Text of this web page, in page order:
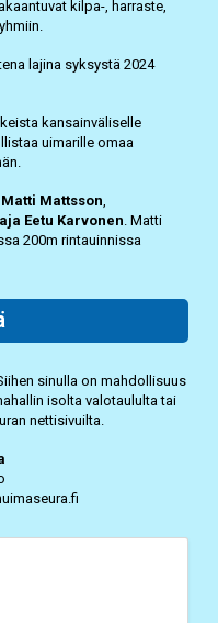
kilpa-, harraste,
lajina syksystä 2024
kansainväliselle
uimarille omaa
Mattsson
Eetu Karvonen . Matti
200m rintauinnissa
sinulla on mahdollisuus
isolta valotaululta tai
nettisivuilta.